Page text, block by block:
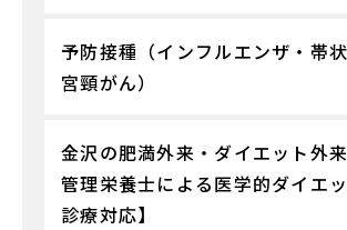
予防接種（インフルエンザ・帯
宮頸がん）
金沢の肥満外来・ダイエット外
管理栄養士による医学的ダイエ
診療対応】